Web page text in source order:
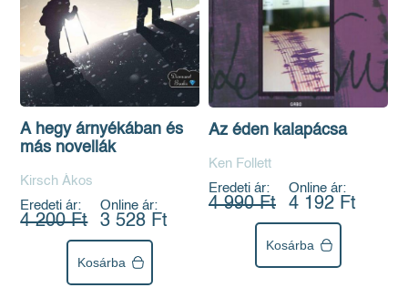
A hegy árnyékában és
más novellák
Kirsch Ákos
Eredeti ár:
4 200 Ft
Online ár:
3 528 Ft
Kosárba
Az éden kalapácsa
Ken Follett
Eredeti ár:
4 990 Ft
Online ár:
4 192 Ft
Kosárba